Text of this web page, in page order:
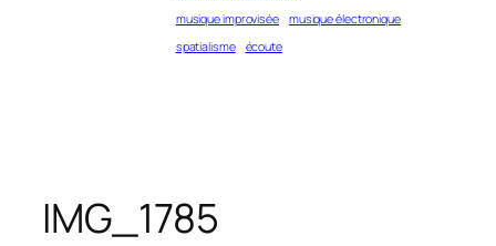
musique improvisée
musique électronique
spatialisme
écoute
IMG_1785